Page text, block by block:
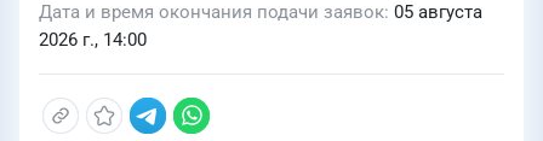
Дата и время окончания подачи заявок 05 августа
2026 г., 14:00